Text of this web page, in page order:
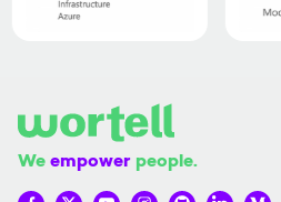
Weempower people.